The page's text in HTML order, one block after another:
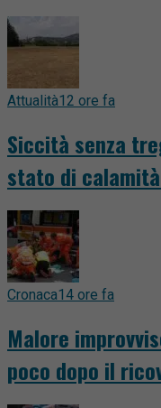
Attualità12 ore fa
Siccità senza
stato di
Cronaca14 ore fa
Malore
poco dopo il